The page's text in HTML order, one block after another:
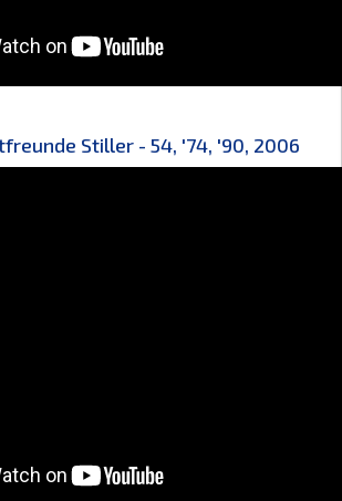
Stiller - 54, '74, '90, 2006